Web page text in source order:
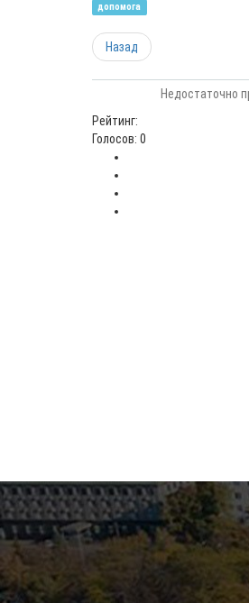
допомога
Назад
Недостаточно
Рейтинг:
Голосов: 0